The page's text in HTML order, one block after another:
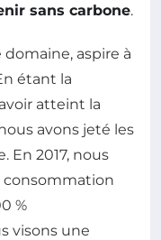
sans carbone.
aspire à
étant la
atteint la
avons jeté les
En 2017, nous
consommation
%
visons une